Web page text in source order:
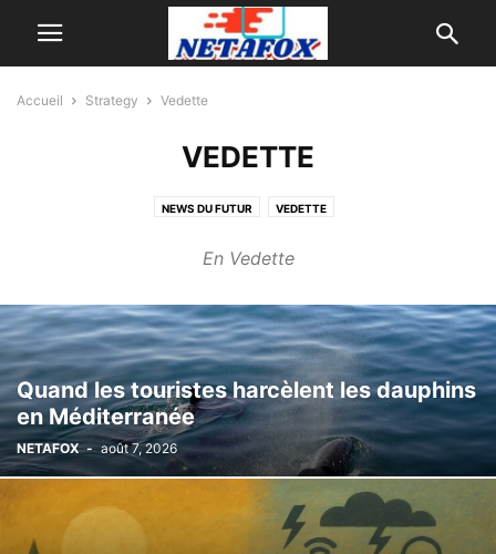
Accueil Strategy Vedette
VEDETTE
NEWS DU FUTUR VEDETTE
En Vedette
Quand les touristes harcèlent les dauphins
en Méditerranée
NETAFOX - août 7, 2026